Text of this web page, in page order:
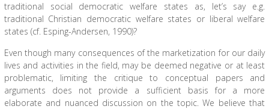
traditional social democratic welfare states as, let’s say e.g.
traditional Christian democratic welfare states or liberal welfare
states (cf. Esping-Andersen, 1990)?
Even though many consequences of the marketization for our daily
lives and activities in the field, may be deemed negative or at least
problematic, limiting the critique to conceptual papers and
arguments does not provide a sufficient basis for a more
elaborate and nuanced discussion on the topic. We believe that